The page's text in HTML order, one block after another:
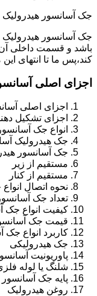
جک آسانسور
جک آسانسور
باشد و قسمت داخلی
کند،پس ما تا انتهای
اجزای اصلی
اجزای اصلی
اجزای تشکیل
انواع جک
جک هیدرولیک
جک آسانسور
مستقیم از زیر
مستقیم از کنار
نحوه اتصال
تعداد جک
کیفیت انواع جک
قیمت جک
کاربرد انواع جک
جک هیدرولیکی
پاوریونیت
شلنگ یا لوله
پایه جک آسانسور
روغن هیدرولیک